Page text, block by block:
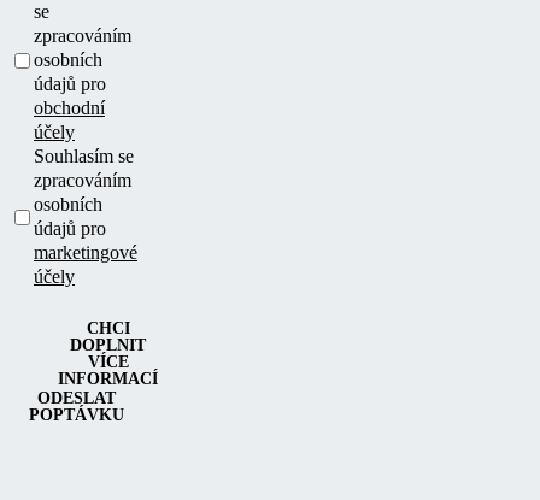
se
zpracováním
osobních
údajů pro
obchodní
účely
Souhlasím se
zpracováním
osobních
údajů pro
marketingové
účely
ODESLAT
POPTÁVKU
CHCI
DOPLNIT
VÍCE
INFORMACÍ